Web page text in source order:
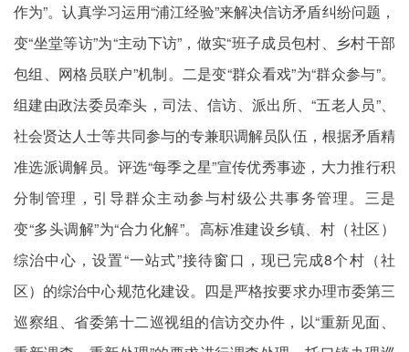
作为”。认真学习运用“浦江经验”来解决信访矛盾纠纷问题，
变“坐堂等访”为“主动下访”，做实“班子成员包村、乡村干部
包组、网格员联户”机制。二是变“群众看戏”为“群众参与”。
组建由政法委员牵头，司法、信访、派出所、“五老人员”、
社会贤达人士等共同参与的专兼职调解员队伍，根据矛盾精
准选派调解员。评选“每季之星”宣传优秀事迹，大力推行积
分制管理，引导群众主动参与村级公共事务管理。三是
变“多头调解”为“合力化解”。高标准建设乡镇、村（社区）
综治中心，设置“一站式”接待窗口，现已完成8个村（社
区）的综治中心规范化建设。四是严格按要求办理市委第三
巡察组、省委第十二巡视组的信访交办件，以“重新见面、